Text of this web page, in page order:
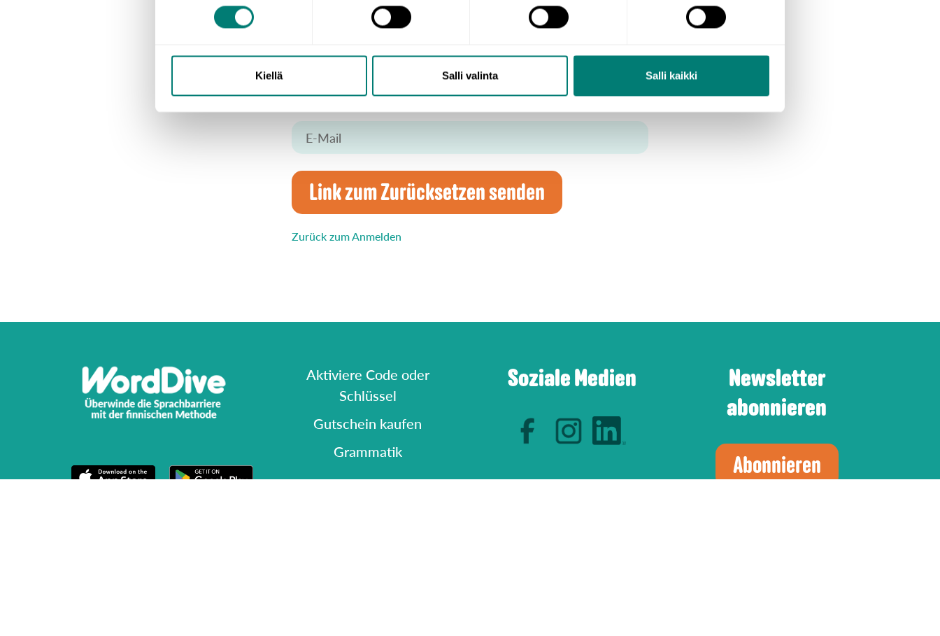
Kiellä Salli valinta Salli kaikki
Passwort zurücksetzen
Link zum Zurücksetzen senden
Zurück zum Anmelden
Aktiviere Code oder
Schlüssel
Gutschein kaufen
Grammatik
Soziale Medien
Newsletter
abonnieren
Abonnieren